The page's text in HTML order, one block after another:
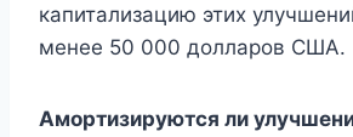
капитализацию этих
менее 50 000 долларов США.
Амортизируются ли